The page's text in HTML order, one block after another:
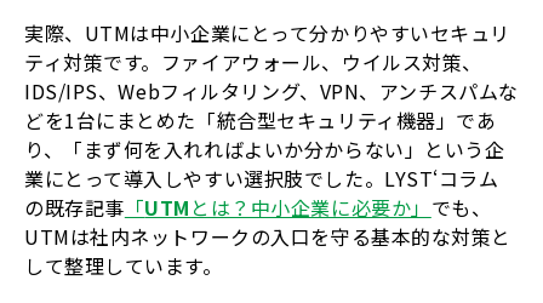
実際、UTMは中小企業にとって分かりやすいセキュリ
ティ対策です。ファイアウォール、ウイルス対策、
IDS/IPS、Webフィルタリング、VPN、アンチスパムな
どを1台にまとめた「統合型セキュリティ機器」であ
り、「まず何を入れればよいか分からない」という企
業にとって導入しやすい選択肢でした。LYST‘コラム
の既存記事 「UTM とは？中小企業に必要か」 でも、
UTMは社内ネットワークの入口を守る基本的な対策と
して整理しています。